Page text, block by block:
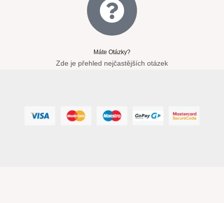
Máte Otázky?
Zde je přehled nejčastějších otázek